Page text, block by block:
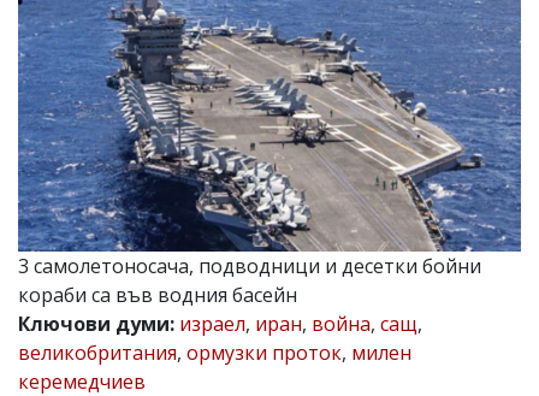
Управители:
Веселин
Василев,
email:
v.vasilev@flagman.bg
Катя
Касабова,
еmail:k.kassabova@flagman.bg
Главен
редактор:
Иван
Колев,
email:
office@flagman.bg
Коментарите
под
3 самолетоносача, подводници и десетки бойни
кораби са във водния басейн
Ключови думи: израел, иран, война, сащ,
великобритания, ормузки проток, милен
керемедчиев